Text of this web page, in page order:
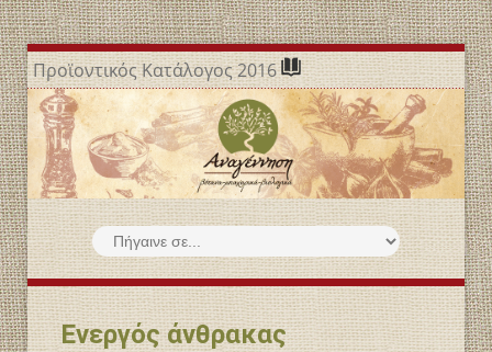
Προϊοντικός Κατάλογος 2016
Ενεργός άνθρακας